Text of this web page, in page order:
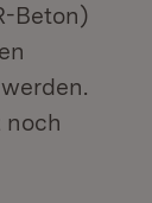
Beton)
noch